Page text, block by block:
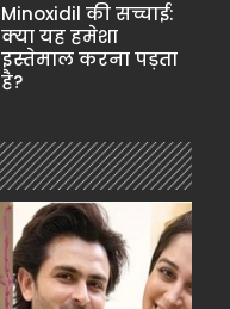
Minoxidil की सच्चाई:
क्या यह हमेशा
इस्तेमाल करना पड़ता
है?